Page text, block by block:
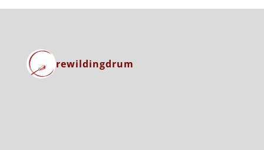
rewildingdrum